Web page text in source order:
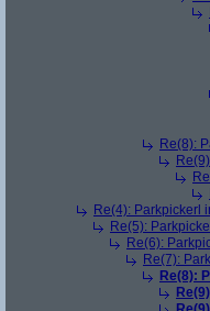
Re(8):
Re(4): Parkpickerl
Re(5):
Re(6):
Re(7):
Re(8):